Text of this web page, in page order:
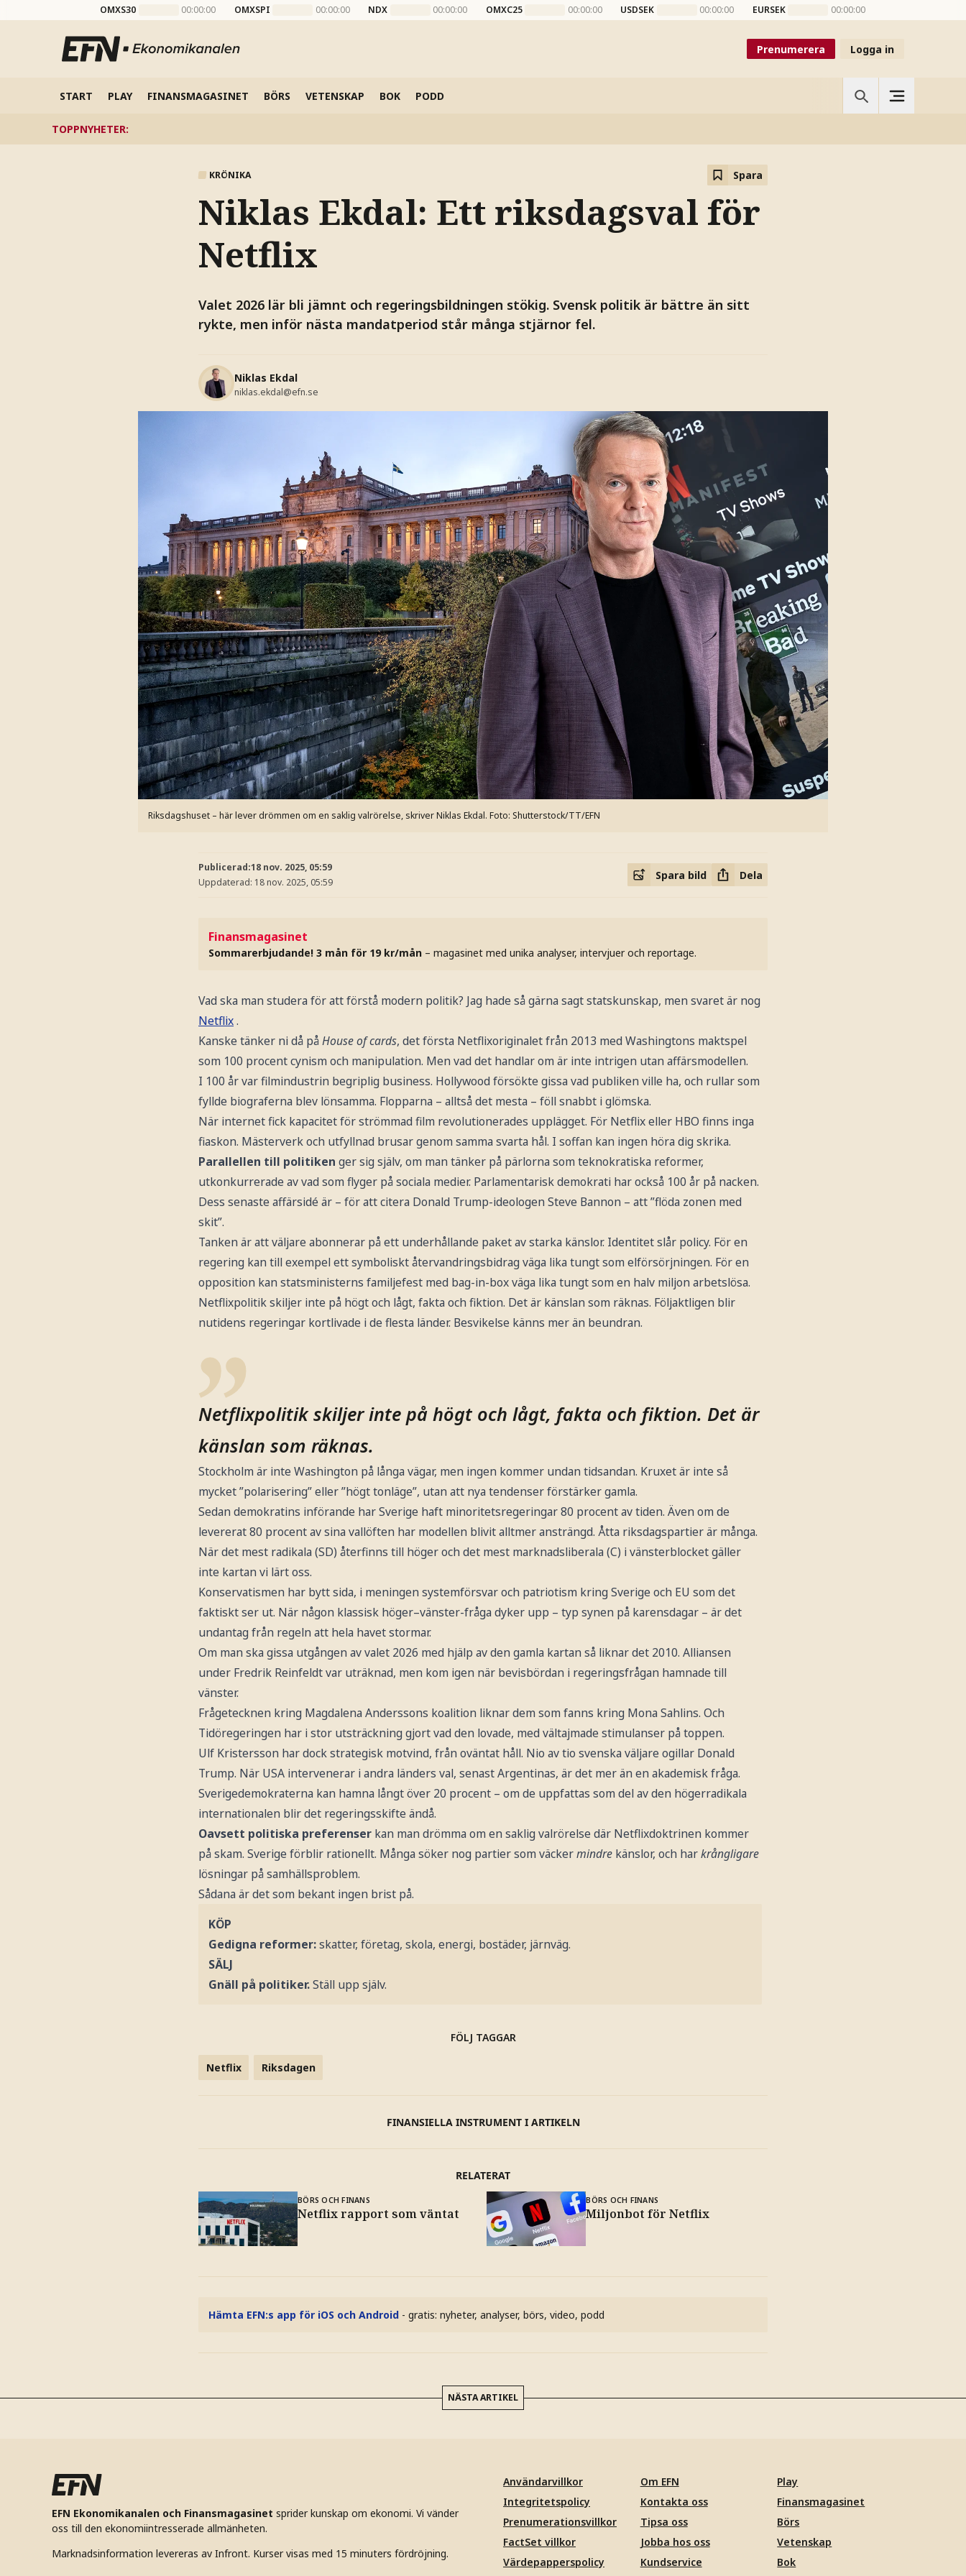
OMXS30 00:00:00 OMXSPI 00:00:00 NDX 00:00:00 OMXC25 00:00:00 USDSEK 00:00:00 EURSEK 00:00:00
Prenumerera Logga in
START PLAY FINANSMAGASINET BÖRS VETENSKAP BOK PODD
TOPPNYHETER:
KRÖNIKA Spara
Niklas Ekdal: Ett riksdagsval för
Netflix
Valet 2026 lär bli jämnt och regeringsbildningen stökig. Svensk politik är bättre än sitt
rykte, men inför nästa mandatperiod står många stjärnor fel.
Niklas Ekdal
niklas.ekdal@efn.se
Riksdagshuset – här lever drömmen om en saklig valrörelse, skriver Niklas Ekdal. Foto: Shutterstock/TT/EFN
Publicerad:18 nov. 2025, 05:59
Uppdaterad: 18 nov. 2025, 05:59
Spara bild Dela
Finansmagasinet
Sommarerbjudande! 3 mån för 19 kr/mån – magasinet med unika analyser, intervjuer och reportage.
Vad ska man studera för att förstå modern politik? Jag hade så gärna sagt statskunskap, men svaret är nog
Netflix.
Kanske tänker ni då på House of cards, det första Netflixoriginalet från 2013 med Washingtons maktspel
som 100 procent cynism och manipulation. Men vad det handlar om är inte intrigen utan affärsmodellen.
I 100 år var filmindustrin begriplig business. Hollywood försökte gissa vad publiken ville ha, och rullar som
fyllde biograferna blev lönsamma. Flopparna – alltså det mesta – föll snabbt i glömska.
När internet fick kapacitet för strömmad film revolutionerades upplägget. För Netflix eller HBO finns inga
fiaskon. Mästerverk och utfyllnad brusar genom samma svarta hål. I soffan kan ingen höra dig skrika.
Parallellen till politiken ger sig själv, om man tänker på pärlorna som teknokratiska reformer,
utkonkurrerade av vad som flyger på sociala medier. Parlamentarisk demokrati har också 100 år på nacken.
Dess senaste affärsidé är – för att citera Donald Trump-ideologen Steve Bannon – att ”flöda zonen med
skit”.
Tanken är att väljare abonnerar på ett underhållande paket av starka känslor. Identitet slår policy. För en
regering kan till exempel ett symboliskt återvandringsbidrag väga lika tungt som elförsörjningen. För en
opposition kan statsministerns familjefest med bag-in-box väga lika tungt som en halv miljon arbetslösa.
Netflixpolitik skiljer inte på högt och lågt, fakta och fiktion. Det är känslan som räknas. Följaktligen blir
nutidens regeringar kortlivade i de flesta länder. Besvikelse känns mer än beundran.
Netflixpolitik skiljer inte på högt och lågt, fakta och fiktion. Det är
känslan som räknas.
Stockholm är inte Washington på långa vägar, men ingen kommer undan tidsandan. Kruxet är inte så
mycket ”polarisering” eller ”högt tonläge”, utan att nya tendenser förstärker gamla.
Sedan demokratins införande har Sverige haft minoritetsregeringar 80 procent av tiden. Även om de
levererat 80 procent av sina vallöften har modellen blivit alltmer ansträngd. Åtta riksdagspartier är många.
När det mest radikala (SD) återfinns till höger och det mest marknadsliberala (C) i vänsterblocket gäller
inte kartan vi lärt oss.
Konservatismen har bytt sida, i meningen systemförsvar och patriotism kring Sverige och EU som det
faktiskt ser ut. När någon klassisk höger–vänster-fråga dyker upp – typ synen på karensdagar – är det
undantag från regeln att hela havet stormar.
Om man ska gissa utgången av valet 2026 med hjälp av den gamla kartan så liknar det 2010. Alliansen
under Fredrik Reinfeldt var uträknad, men kom igen när bevisbördan i regeringsfrågan hamnade till
vänster.
Frågetecknen kring Magdalena Anderssons koalition liknar dem som fanns kring Mona Sahlins. Och
Tidöregeringen har i stor utsträckning gjort vad den lovade, med vältajmade stimulanser på toppen.
Ulf Kristersson har dock strategisk motvind, från oväntat håll. Nio av tio svenska väljare ogillar Donald
Trump. När USA intervenerar i andra länders val, senast Argentinas, är det mer än en akademisk fråga.
Sverigedemokraterna kan hamna långt över 20 procent – om de uppfattas som del av den högerradikala
internationalen blir det regeringsskifte ändå.
Oavsett politiska preferenser kan man drömma om en saklig valrörelse där Netflixdoktrinen kommer
på skam. Sverige förblir rationellt. Många söker nog partier som väckermindre känslor, och harkrångligare
lösningar på samhällsproblem.
Sådana är det som bekant ingen brist på.
KÖP
Gedigna reformer:skatter, företag, skola, energi, bostäder, järnväg.
SÄLJ
Gnäll på politiker.Ställ upp själv.
FÖLJ TAGGAR
Netflix Riksdagen
FINANSIELLA INSTRUMENT I ARTIKELN
RELATERAT
BÖRS OCH FINANS
Netflix rapport som väntat
BÖRS OCH FINANS
Miljonbot för Netflix
Hämta EFN:s app för iOS och Android - gratis: nyheter, analyser, börs, video, podd
NÄSTA ARTIKEL
EFN Ekonomikanalen och Finansmagasinet sprider kunskap om ekonomi. Vi vänder
oss till den ekonomiintresserade allmänheten.
Marknadsinformation levereras av Infront. Kurser visas med 15 minuters fördröjning.
Användarvillkor
Integritetspolicy
Prenumerationsvillkor
FactSet villkor
Värdepapperspolicy
Om EFN
Kontakta oss
Tipsa oss
Jobba hos oss
Kundservice
Play
Finansmagasinet
Börs
Vetenskap
Bok